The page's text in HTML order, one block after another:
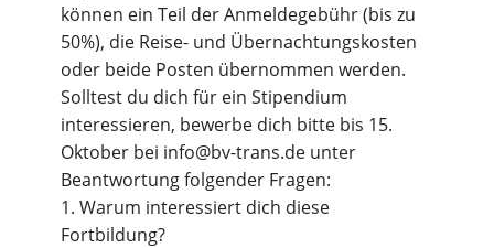
können ein Teil der Anmeldegebühr (bis zu
50%), die Reise- und Übernachtungskosten
oder beide Posten übernommen werden.
Solltest du dich für ein Stipendium
interessieren, bewerbe dich bitte bis 15.
Oktober bei info@bv-trans.de unter
Beantwortung folgender Fragen:
1. Warum interessiert dich diese
Fortbildung?